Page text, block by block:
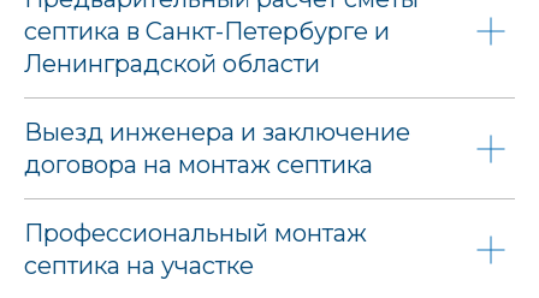
септика в Санкт-Петербурге и
Ленинградской области
Выезд инженера и заключение
договора на монтаж септика
Профессиональный монтаж
септика на участке